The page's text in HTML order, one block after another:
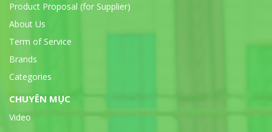
Product Proposal (for Supplier)
About Us
Term of Service
Brands
Categories
CHUYÊN MỤC
Video